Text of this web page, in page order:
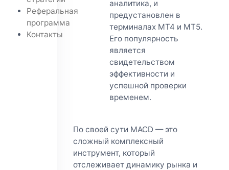
Реферальная
программа
Контакты
аналитика, и
предустановлен в
терминалах МТ4 и МТ5.
Его популярность
является
свидетельством
эффективности и
успешной проверки
временем.
По своей сути MACD — это
сложный комплексный
инструмент, который
отслеживает динамику рынка и